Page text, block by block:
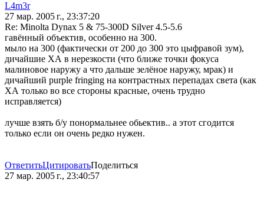
L4m3r
27 мар. 2005 г., 23:37:20
Re: Minolta Dynax 5 & 75-300D Silver 4.5-5.6
гавённый объектив, особенно на 300.
мыло на 300 (фактически от 200 до 300 это цыфравой зум),
дичайшие ХА в нерезкости (что ближе точки фокуса
малиновое наружу а что дальше зелёное наружу, мрак) и
дичайший purple fringing на контрастных перепадах света (как
ХА только во все стороны красные, очень трудно
исправляется)
лучше взять б/у понормальнее обьектив.. а этот сгодится
только если он очень редко нужен.
ОтветитьЦитироватьПоделиться
27 мар. 2005 г., 23:40:57